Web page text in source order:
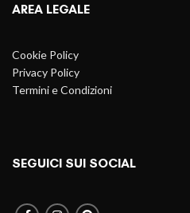
AREA LEGALE
Cookie Policy
Privacy Policy
Termini e Condizioni
SEGUICI SUI SOCIAL